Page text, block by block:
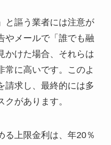
と謳う業者には注意が
やメールで「誰でも融
かけた場合、それらは
常に高いです。このよ
請求し、最終的には多
があります。
る上限金利は、年20％